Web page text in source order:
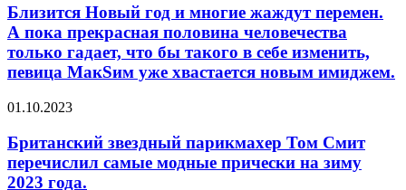
шесть
советов
о
том,
как
ставить
на
грядущий
год.
год
и
многие
жаждут
перемен.
пока
половина
человечества
только
Близится Новый год и многие жаждут перемен.
А пока прекрасная половина человечества
только гадает, что бы такого в себе изменить,
певица МакSим уже хвастается новым имиджем.
Британский
парикмахер
Том
Смит
01.10.2023
Британский звездный парикмахер Том Смит
перечислил самые модные прически на зиму
2023 года.